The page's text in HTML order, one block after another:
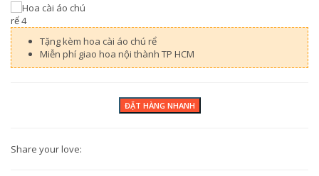
Tặng kèm hoa cài áo chú rể
Miễn phí giao hoa nội thành TP HCM
Share your love: